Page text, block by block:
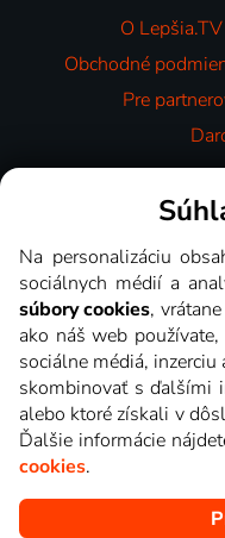
O Lepšia.TV
Obchodné
Pre
Copyright © goNET s.r.o.
Na personalizáciu
sociálnych médií a
súbory cookies,
ako náš web
sociálne médiá,
skombinovať s ďalšími
alebo ktoré získali v
Ďalšie informácie
cookies.